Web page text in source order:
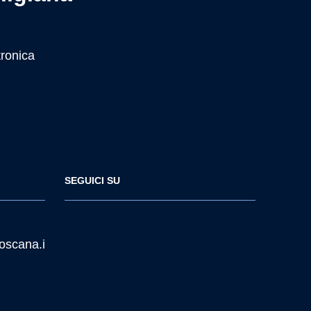
SEGUICI SU